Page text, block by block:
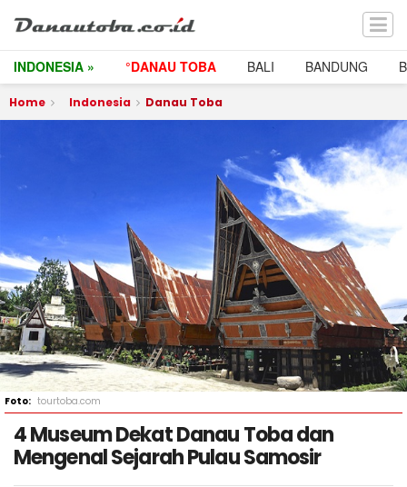
INDONESIA » °DANAU TOBA BALI BANDUNG
Home Indonesia Danau Toba
tourtoba.com
4 Museum Dekat Danau Toba dan
Mengenal Sejarah Pulau Samosir